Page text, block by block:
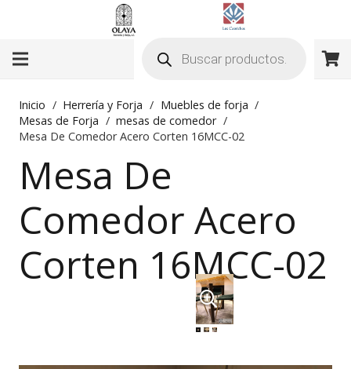
productos
Inicio / Herrería y Forja / Muebles de forja /
Mesas de Forja / mesas de comedor /
Mesa De Comedor Acero Corten 16MCC-02
Mesa De
Comedor Acero
Corten 16MCC-02